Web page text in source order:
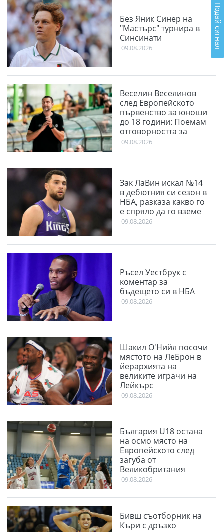
Без Яник Синер на
"Мастърс" турнира в
Синсинати
09.08.2026
Веселин Веселинов
след Европейското
първенство за юноши
до 18 години: Поемам
отговорността за
нашия неуспех
09.08.2026
Зак ЛаВин искал №14
в дебютния си сезон в
НБА, разказа какво го
е спряло да го вземе
09.08.2026
Ръсел Уестбрук с
коментар за
бъдещето си в НБА
09.08.2026
Шакил О'Нийл посочи
мястото на ЛеБрон в
йерархията на
великите играчи на
Лейкърс
09.08.2026
България U18 остана
на осмо място на
Европейското след
загуба от
Великобритания
09.08.2026
Бивш съотборник на
Къри с дръзко
Подай сигнал